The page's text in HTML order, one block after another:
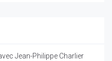
Jean-Philippe Charlier